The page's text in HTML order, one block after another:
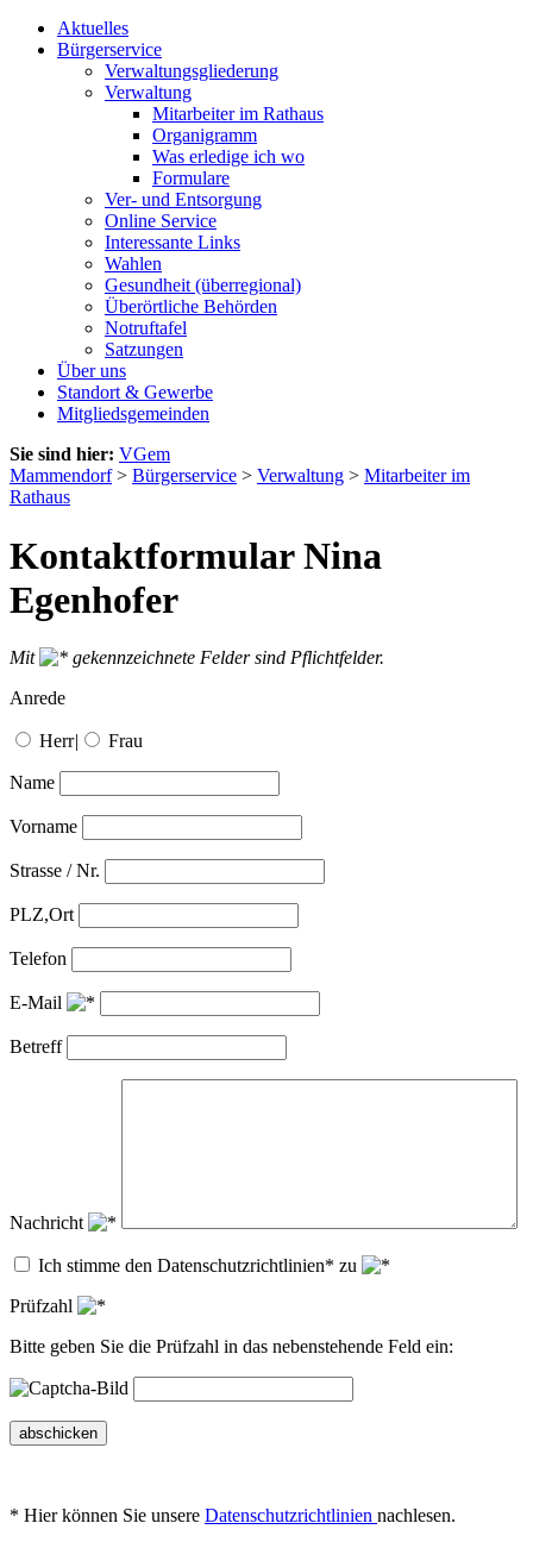
Aktuelles
Bürgerservice
Verwaltungsgliederung
Verwaltung
Mitarbeiter im Rathaus
Organigramm
Was erledige ich wo
Formulare
Ver- und Entsorgung
Online Service
Interessante Links
Wahlen
Gesundheit (überregional)
Überörtliche Behörden
Notruftafel
Satzungen
Über uns
Standort & Gewerbe
Mitgliedsgemeinden
Sie sind hier: VGem
Mammendorf> Bürgerservice > Verwaltung > Mitarbeiter im
Rathaus
Kontaktformular Nina
Egenhofer
Mit
gekennzeichnete Felder sind Pflichtfelder.
Anrede
Herr| Frau
Name
Vorname
Strasse / Nr.
PLZ,Ort
Telefon
E-Mail
Betreff
Nachricht
Ich stimme den Datenschutzrichtlinien* zu
Prüfzahl
Bitte geben Sie die Prüfzahl in das nebenstehende Feld ein:
abschicken
* Hier können Sie unsere Datenschutzrichtlinien nachlesen.